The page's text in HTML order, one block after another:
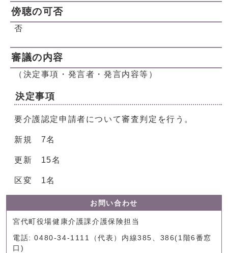
傍聴の可否
否
審議の内容
（決定事項・発言者・発言内容等）
決定事項
要介護認定申請者について審査判定を行う。
新規 7名
更新 15名
区変 1名
お問い合わせ
宮代町役場健康介護課介護保険担当
電話: 0480-34-1111（代表）内線385、386(1階6番窓
口)